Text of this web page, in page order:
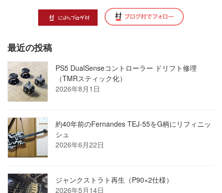
最近の投稿
PS5 DualSenseコントローラー ドリフト修理
（TMRスティック化）
2026年8月1日
約40年前のFernandes TEJ-55をG柄にリフィニッ
シュ
2026年6月22日
ジャンクストラト再生（P90×2仕様）
2026年5月14日